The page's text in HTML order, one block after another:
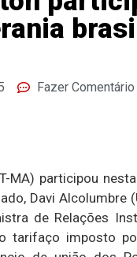
Fazer Comentário
MA) participou
Davi Alcolumbre
de Relações
tarifaço imposto